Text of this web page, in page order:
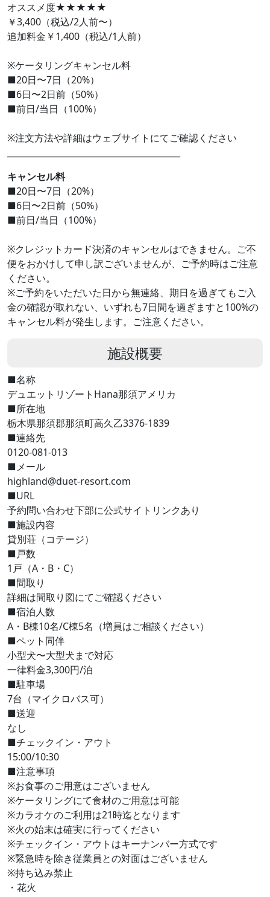
オススメ度★★★★★
￥3,400（税込/2人前〜）
追加料金￥1,400（税込/1人前）
※ケータリングキャンセル料
■20日〜7日（20%）
■6日〜2日前（50%）
■前日/当日（100%）
※注文方法や詳細はウェブサイトにてご確認ください
キャンセル料
■20日〜7日（20%）
■6日〜2日前（50%）
■前日/当日（100%）
※クレジットカード決済のキャンセルはできません。ご不
便をおかけして申し訳ございませんが、ご予約時はご注意
ください。
※ご予約をいただいた日から無連絡、期日を過ぎてもご入
金の確認が取れない、いずれも7日間を過ぎますと100%の
キャンセル料が発生します。ご注意ください。
施設概要
■名称
デュエットリゾートHana那須アメリカ
■所在地
栃木県那須郡那須町高久乙3376-1839
■連絡先
0120-081-013
■メール
highland@duet-resort.com
■URL
予約問い合わせ下部に公式サイトリンクあり
■施設内容
貸別荘（コテージ）
■戸数
1戸（A・B・C）
■間取り
詳細は間取り図にてご確認ください
■宿泊人数
A・B棟10名/C棟5名（増員はご相談ください）
■ペット同伴
小型犬〜大型犬まで対応
一律料金3,300円/泊
■駐車場
7台（マイクロバス可）
■送迎
なし
■チェックイン・アウト
15:00/10:30
■注意事項
※お食事のご用意はございません
※ケータリングにて食材のご用意は可能
※カラオケのご利用は21時迄となります
※火の始末は確実に行ってください
※チェックイン・アウトはキーナンバー方式です
※緊急時を除き従業員との対面はございません
※持ち込み禁止
・花火